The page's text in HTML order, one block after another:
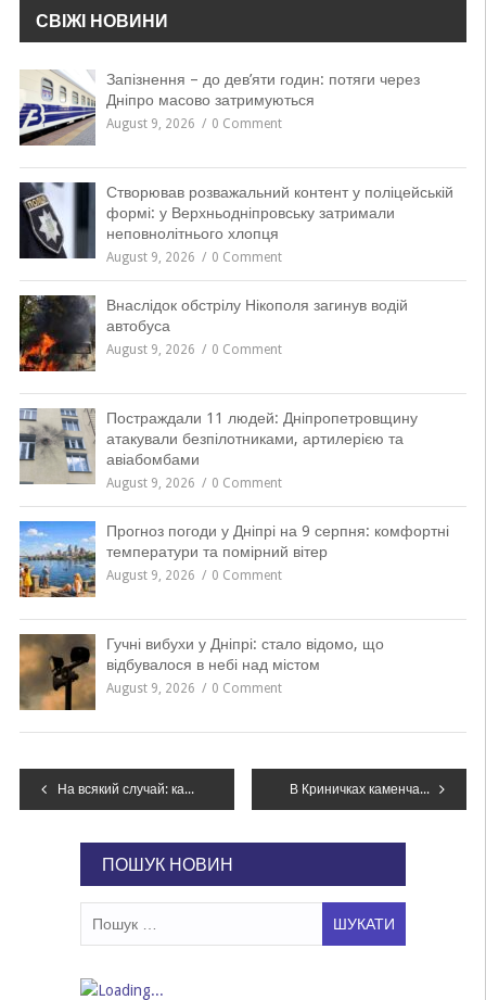
СВІЖІ НОВИНИ
Запізнення – до дев’яти годин: потяги через
Дніпро масово затримуються
August 9, 2026 0 Comment
Створював розважальний контент у поліцейській
формі: у Верхньодніпровську затримали
неповнолітнього хлопця
August 9, 2026 0 Comment
Внаслідок обстрілу Нікополя загинув водій
автобуса
August 9, 2026 0 Comment
Постраждали 11 людей: Дніпропетровщину
атакували безпілотниками, артилерією та
авіабомбами
August 9, 2026 0 Comment
Прогноз погоди у Дніпрі на 9 серпня: комфортні
температури та помірний вітер
August 9, 2026 0 Comment
Гучні вибухи у Дніпрі: стало відомо, що
відбувалося в небі над містом
August 9, 2026 0 Comment
Навігація
На всякий случай: карта бомбоубежищ в Днепре В Криничках каменчанин с приятелем похитили мотоцикл
ПОШУК НОВИН